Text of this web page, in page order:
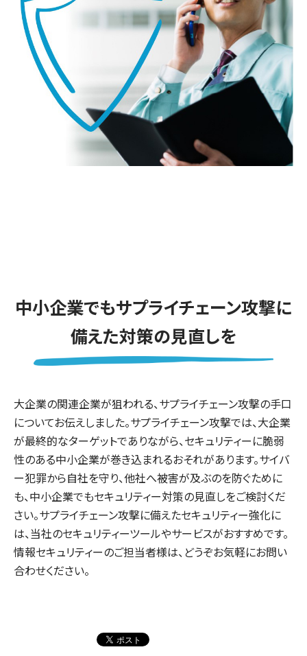
中小企業でもサプライチェーン攻撃に
備えた対策の見直しを
大企業の関連企業が狙われる、サプライチェーン攻撃の手口
についてお伝えしました。サプライチェーン攻撃では、大企業
が最終的なターゲットでありながら、セキュリティーに脆弱
性のある中小企業が巻き込まれるおそれがあります。サイバ
ー犯罪から自社を守り、他社へ被害が及ぶのを防ぐために
も、中小企業でもセキュリティー対策の見直しをご検討くだ
さい。サプライチェーン攻撃に備えたセキュリティー強化に
は、当社のセキュリティーツールやサービスがおすすめです。
情報セキュリティーのご担当者様は、どうぞお気軽にお問い
合わせください。